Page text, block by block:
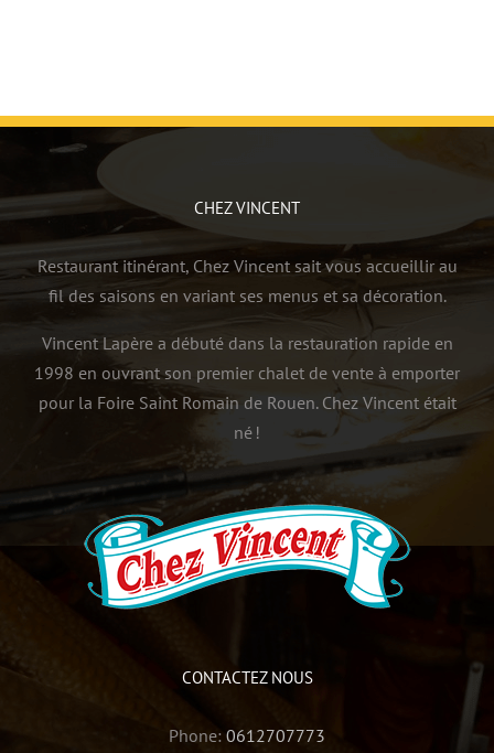
CHEZ VINCENT
Restaurant itinérant, Chez Vincent sait vous accueillir au
fil des saisons en variant ses menus et sa décoration.
Vincent Lapère a débuté dans la restauration rapide en
1998 en ouvrant son premier chalet de vente à emporter
pour la Foire Saint Romain de Rouen. Chez Vincent était
né !
CONTACTEZ NOUS
Phone: 0612707773